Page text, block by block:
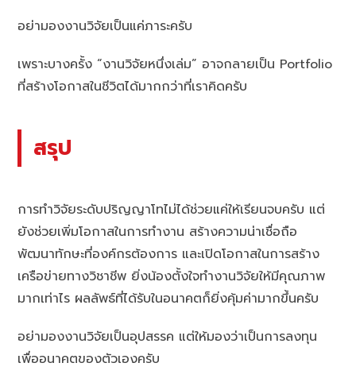
อย่ามองงานวิจัยเป็นแค่ภาระครับ
เพราะบางครั้ง “งานวิจัยหนึ่งเล่ม” อาจกลายเป็น Portfolio
ที่สร้างโอกาสในชีวิตได้มากกว่าที่เราคิดครับ
สรุป
การทำวิจัยระดับปริญญาโทไม่ได้ช่วยแค่ให้เรียนจบครับ แต่
ยังช่วยเพิ่มโอกาสในการทำงาน สร้างความน่าเชื่อถือ
พัฒนาทักษะที่องค์กรต้องการ และเปิดโอกาสในการสร้าง
เครือข่ายทางวิชาชีพ ยิ่งน้องตั้งใจทำงานวิจัยให้มีคุณภาพ
มากเท่าไร ผลลัพธ์ที่ได้รับในอนาคตก็ยิ่งคุ้มค่ามากขึ้นครับ
อย่ามองงานวิจัยเป็นอุปสรรค แต่ให้มองว่าเป็นการลงทุน
เพื่ออนาคตของตัวเองครับ